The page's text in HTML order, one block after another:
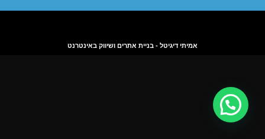
אמיתי דיגיטל - בניית אתרים ושיווק באינטרנט